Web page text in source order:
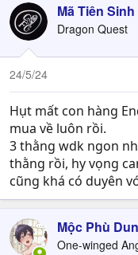
Mã Tiên Sinh
Dragon Quest
24/5/24
Hụt mất con hàng
mua về luôn rồi.
3 thằng wdk ngon
thằng rồi, hy vọng
cũng khá có duyên
Mộc Phù
One-winged